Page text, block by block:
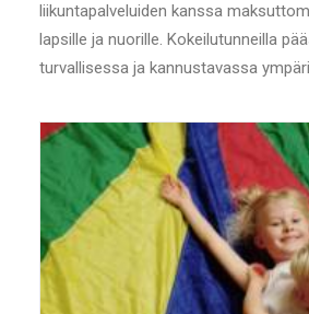
liikuntapalveluiden kanssa
lapsille ja nuorille. Kokeilutunneilla
turvallisessa ja kannustavassa